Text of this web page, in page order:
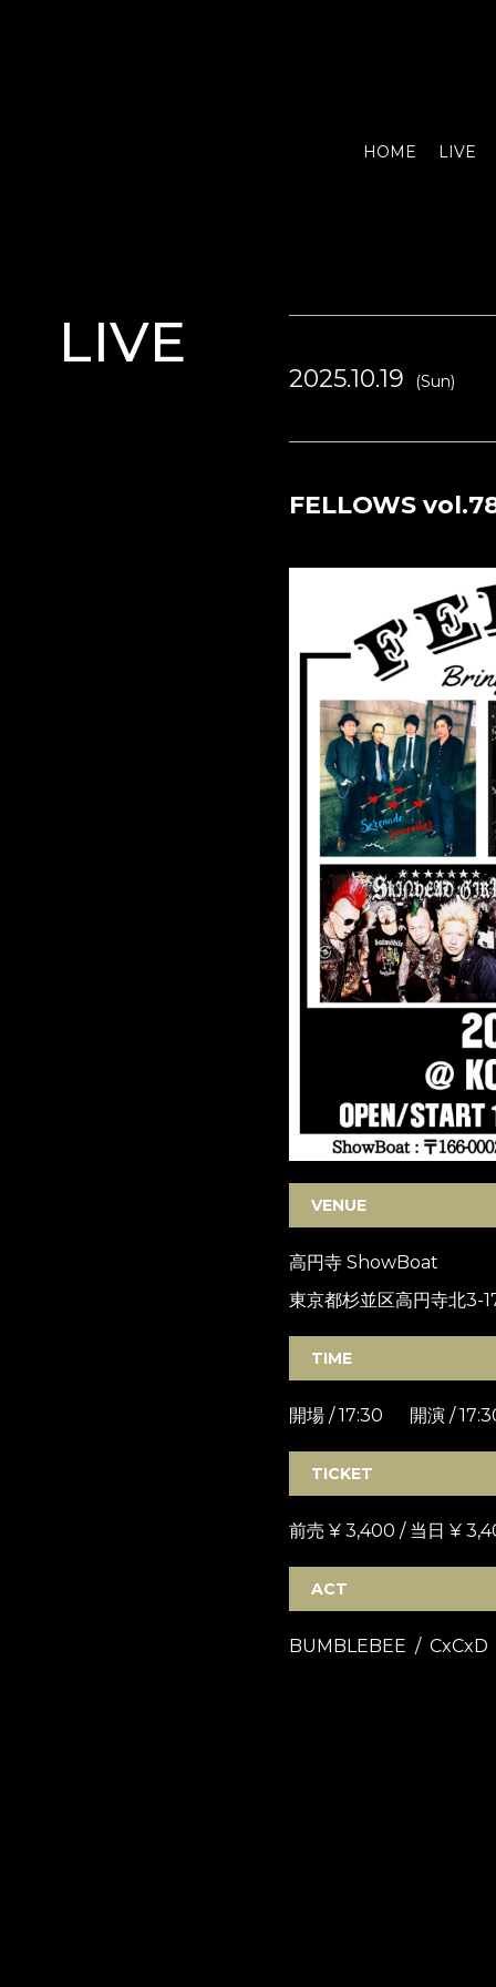
HOME LIVE
LIVE
2025.10.19 (Sun)
FELLOWS
VENUE
高円寺 ShowBoat
東京都杉並区高円寺北3-
TIME
開場 / 17:30 開演 /
TICKET
前売 ¥ 3,400 / 当日 ¥
ACT
BUMBLEBEE /